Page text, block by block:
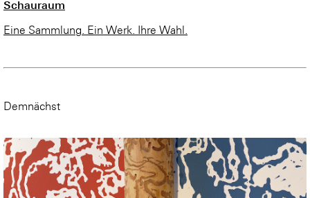
Schauraum
Eine Sammlung. Ein Werk. Ihre Wahl.
Demnächst